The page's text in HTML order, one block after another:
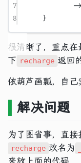
7
->
8
}
很清晰了，重点在
下 recharge 返回
依葫芦画瓢，自己
解决问题
为了图省事，直接
recharge 改名为
来放上面的代码